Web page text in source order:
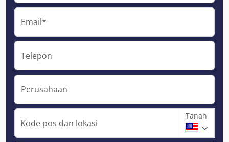
Email*
Telepon
Perusahaan
Kode pos dan lokasi
Tanah